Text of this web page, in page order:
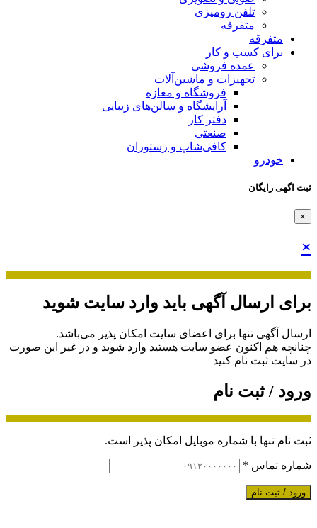
تلفن رومیزی
متفرقه
متفرقه
برای کسب و کار
عمده فروشی
تجهیزات و ماشین‌آلات
فروشگاه و مغازه
آرایشگاه و سالن‌های زیبایی
دفتر کار
صنعتی
کافی‌شاپ و رستوران
خودرو
ثبت اگهی رایگان
×
×
برای ارسال آگهی باید وارد سایت شوید
ارسال آگهی تنها برای اعضای سایت امکان پذیر می‌باشد.
چنانچه هم‌ اکنون عضو سایت هستید وارد شوید و در غیر این صورت
در سایت ثبت نام کنید
ورود / ثبت نام
ثبت نام تنها با شماره موبایل امکان پذیر است.
شماره تماس *
ورود / ثبت نام